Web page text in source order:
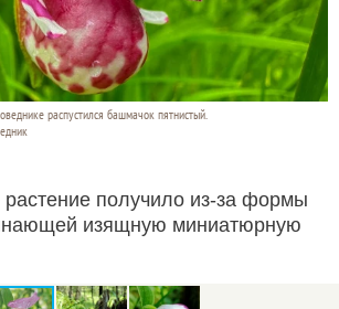
распустился башмачок пятнистый.
получило из-за формы
изящную миниатюрную